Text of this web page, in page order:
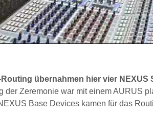
übernahmen hier vier
der Zeremonie war mit einem AURUS
Base Devices kamen für das